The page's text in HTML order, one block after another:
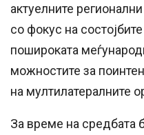
актуелните
со фокус на
пошироката
можностите за
на мултилатералните
За време на средбата